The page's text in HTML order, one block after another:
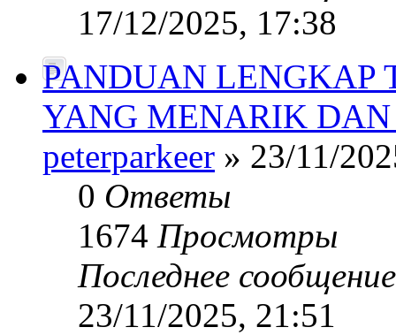
17/12/2025, 17:38
PANDUAN LENGKAP
YANG MENARIK
peterparkeer » 23/11/
0 Ответы
1674 Просмотры
Последнее
23/11/2025, 21:51